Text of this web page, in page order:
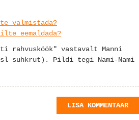
valmistada?
eemaldada?
rahvusköök" vastavalt Manni
suhkrut). Pildi tegi Nami-Nami
LISA KOMMENTAAR